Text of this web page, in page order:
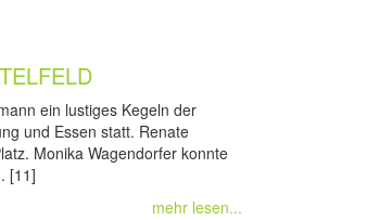
ein lustiges Kegeln der
und Essen statt. Renate
Monika Wagendorfer konnte
[11]
mehr lesen...